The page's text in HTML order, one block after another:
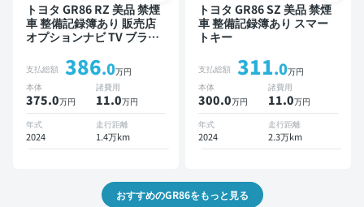
トヨタ GR86 RZ 美品 禁煙
車 整備記録簿あり 販売店
オプションナビ TV ブライ
トクルーズ スマートキー
ETC バックモニター ドラ
イブレコーダー 衝突軽減
支払総額 386.0万円
本体
375.0万円
諸費用
11.0万円
年式
2024
走行距離
1.4万km
トヨタ GR86 SZ 美品 禁煙
車 整備記録簿あり スマー
トキー
支払総額 311.0万円
本体
300.0万円
諸費用
11.0万円
年式
2024
走行距離
2.3万km
おすすめのGR86をもっと見る